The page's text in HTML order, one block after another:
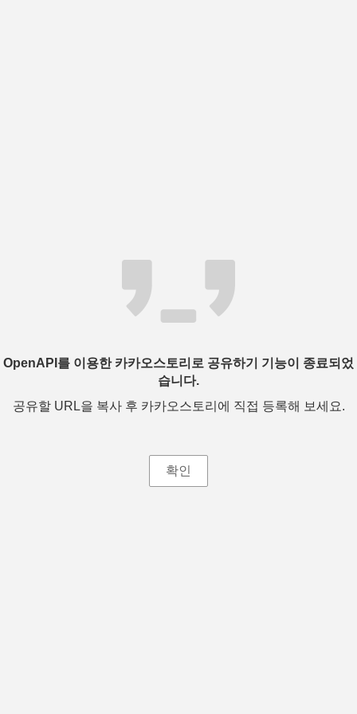
OpenAPI를 이용한 카카오스토리로 공유하기 기능이 종료되었
습니다.
공유할 URL을 복사 후 카카오스토리에 직접 등록해 보세요.
확인